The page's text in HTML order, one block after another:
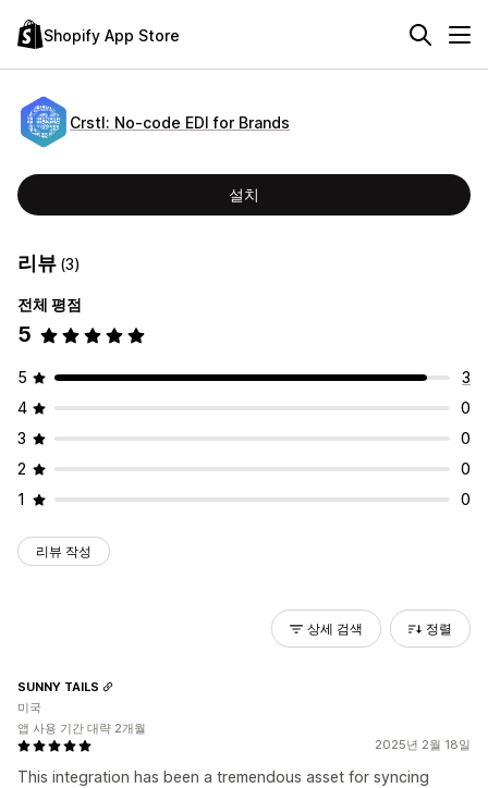
Shopify App Store
Crstl: No‑code EDI for Brands
설치
리뷰 (3)
전체 평점
5
5
3
4
0
3
0
2
0
1
0
리뷰 작성
상세 검색 정렬
2025년 2월 18일
This integration has been a tremendous asset for syncing
SUNNY TAILS
미국
앱 사용 기간 대략 2개월